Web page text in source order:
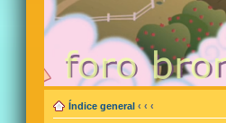
Índice general ‹ ‹ ‹